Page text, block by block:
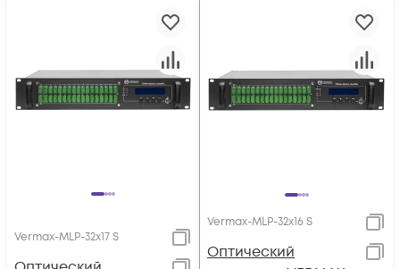
Vermax-MLP-32x17 S
Vermax-MLP-32x16 S
Оптический